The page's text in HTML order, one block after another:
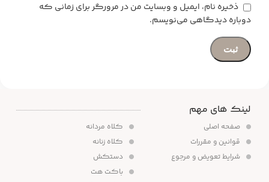
ذخیره نام، ایمیل و وبسایت من در مرورگر برای زمانی که
دوباره دیدگاهی می‌نویسم.
لینک های مهم
صفحه اصلی
قوانین و مقررات
شرایط تعویض و مرجوع
کلاه مردانه
کلاه زنانه
دستکش
باکت هت